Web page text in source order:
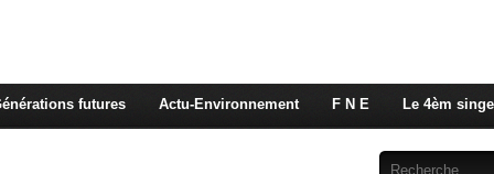
futures Actu-Environnement F N E Le 4èm singe